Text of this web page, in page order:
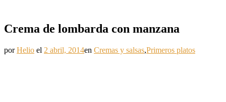
Crema de lombarda con manzana
porHelio el 2 abril, 2014en Cremas y salsas,Primeros platos